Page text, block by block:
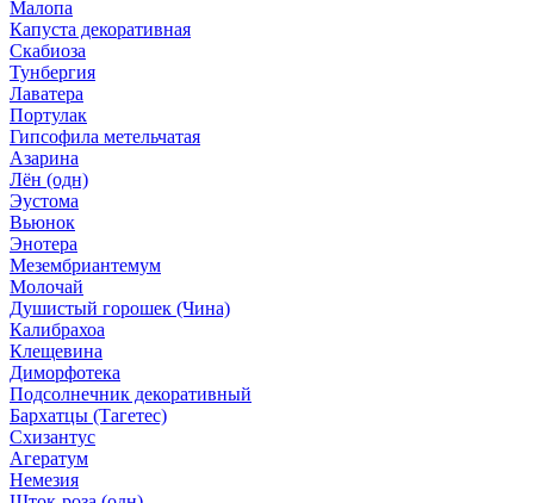
Малопа
Капуста декоративная
Скабиоза
Тунбергия
Лаватера
Портулак
Гипсофила метельчатая
Азарина
Лён (одн)
Эустома
Вьюнок
Энотера
Мезембриантемум
Молочай
Душистый горошек (Чина)
Калибрахоа
Клещевина
Диморфотека
Подсолнечник декоративный
Бархатцы (Тагетес)
Схизантус
Агератум
Немезия